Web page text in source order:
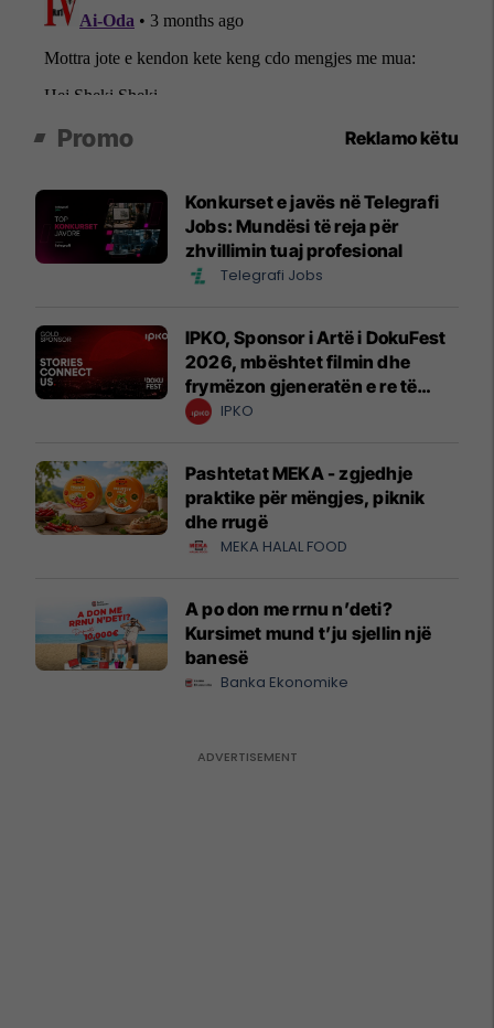
Promo Reklamo këtu
Konkurset e javës në Telegrafi
Jobs: Mundësi të reja për
zhvillimin tuaj profesional
Telegrafi Jobs
IPKO, Sponsor i Artë i DokuFest
2026, mbështet filmin dhe
frymëzon gjeneratën e re të
krijuesve
IPKO
Pashtetat MEKA - zgjedhje
praktike për mëngjes, piknik
dhe rrugë
MEKA HALAL FOOD
A po don me rrnu n’deti?
Kursimet mund t’ju sjellin një
banesë
Banka Ekonomike